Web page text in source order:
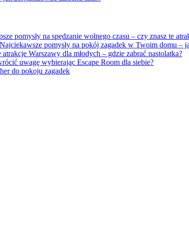
pomysły na spędzanie wolnego czasu – czy znasz te
Najciekawsze pomysły na pokój zagadek w Twoim domu –
Warszawy dla młodych – gdzie zabrać nastolatka?
uwagę wybierając Escape Room dla siebie?
do pokoju zagadek